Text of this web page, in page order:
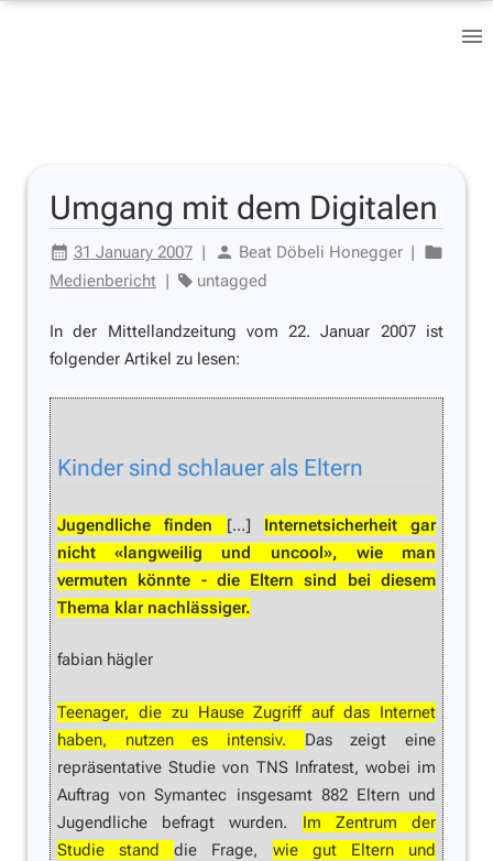
Umgang mit dem Digitalen
31 January 2007 | Beat Döbeli Honegger |
Medienbericht | untagged
In der Mittellandzeitung vom 22. Januar 2007 ist
folgender Artikel zu lesen:
Kinder sind schlauer als Eltern
Jugendliche finden [...] Internetsicherheit gar
nicht «langweilig und uncool», wie man
vermuten könnte - die Eltern sind bei diesem
Thema klar nachlässiger.
fabian hägler
Teenager, die zu Hause Zugriff auf das Internet
haben, nutzen es intensiv. Das zeigt eine
repräsentative Studie von TNS Infratest, wobei im
Auftrag von Symantec insgesamt 882 Eltern und
Jugendliche befragt wurden. Im Zentrum der
Studie standdie Frage, wie gut Eltern und